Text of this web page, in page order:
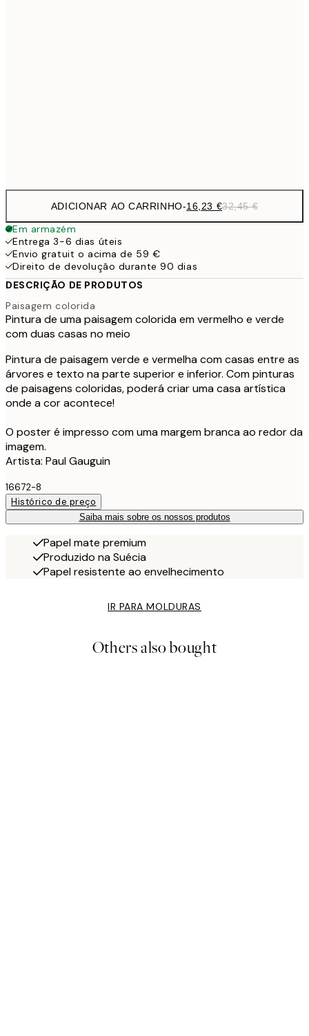
ADICIONAR AO CARRINHO-16,23 €32,45 €
Em armazém
Entrega 3-6 dias úteis
Envio gratuit o acima de 59 €
Direito de devolução durante 90 dias
DESCRIÇÃO DE PRODUTOS
Paisagem colorida
Pintura de uma paisagem colorida em vermelho e verde
com duas casas no meio
Pintura de paisagem verde e vermelha com casas entre as
árvores e texto na parte superior e inferior. Com pinturas
de paisagens coloridas, poderá criar uma casa artística
onde a cor acontece!
O poster é impresso com uma margem branca ao redor da
imagem.
Artista: Paul Gauguin
16672-8
Histórico de preço
Saiba mais sobre os nossos produtos
Papel mate premium
Produzido na Suécia
Papel resistente ao envelhecimento
IR PARA MOLDURAS
Others also bought